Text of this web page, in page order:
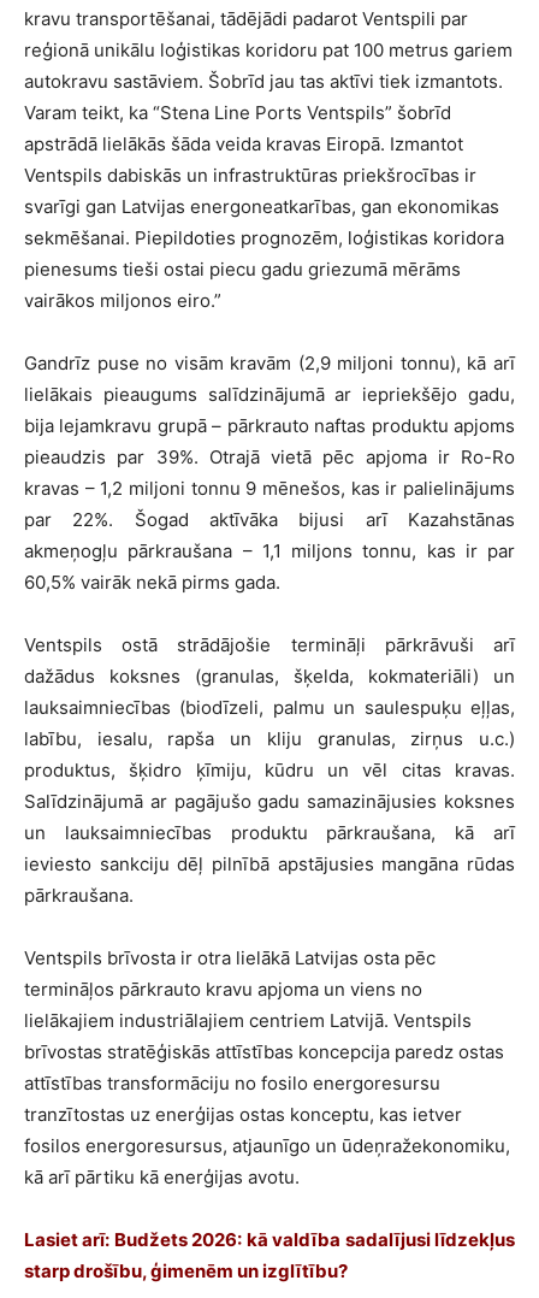
kravu transportēšanai, tādējādi padarot Ventspili par
reģionā unikālu loģistikas koridoru pat 100 metrus gariem
autokravu sastāviem. Šobrīd jau tas aktīvi tiek izmantots.
Varam teikt, ka “Stena Line Ports Ventspils” šobrīd
apstrādā lielākās šāda veida kravas Eiropā. Izmantot
Ventspils dabiskās un infrastruktūras priekšrocības ir
svarīgi gan Latvijas energoneatkarības, gan ekonomikas
sekmēšanai. Piepildoties prognozēm, loģistikas koridora
pienesums tieši ostai piecu gadu griezumā mērāms
vairākos miljonos eiro.”
Gandrīz puse no visām kravām (2,9 miljoni tonnu), kā arī
lielākais pieaugums salīdzinājumā ar iepriekšējo gadu,
bija lejamkravu grupā – pārkrauto naftas produktu apjoms
pieaudzis par 39%. Otrajā vietā pēc apjoma ir Ro-Ro
kravas – 1,2 miljoni tonnu 9 mēnešos, kas ir palielinājums
par 22%. Šogad aktīvāka bijusi arī Kazahstānas
akmeņogļu pārkraušana – 1,1 miljons tonnu, kas ir par
60,5% vairāk nekā pirms gada.
Ventspils ostā strādājošie termināļi pārkrāvuši arī
dažādus koksnes (granulas, šķelda, kokmateriāli) un
lauksaimniecības (biodīzeli, palmu un saulespuķu eļļas,
labību, iesalu, rapša un kliju granulas, zirņus u.c.)
produktus, šķidro ķīmiju, kūdru un vēl citas kravas.
Salīdzinājumā ar pagājušo gadu samazinājusies koksnes
un lauksaimniecības produktu pārkraušana, kā arī
ieviesto sankciju dēļ pilnībā apstājusies mangāna rūdas
pārkraušana.
Ventspils brīvosta ir otra lielākā Latvijas osta pēc
termināļos pārkrauto kravu apjoma un viens no
lielākajiem industriālajiem centriem Latvijā. Ventspils
brīvostas stratēģiskās attīstības koncepcija paredz ostas
attīstības transformāciju no fosilo energoresursu
tranzītostas uz enerģijas ostas konceptu, kas ietver
fosilos energoresursus, atjaunīgo un ūdeņražekonomiku,
kā arī pārtiku kā enerģijas avotu.
Lasiet arī: Budžets 2026: kā valdība sadalījusi līdzekļus
starp drošību, ģimenēm un izglītību?